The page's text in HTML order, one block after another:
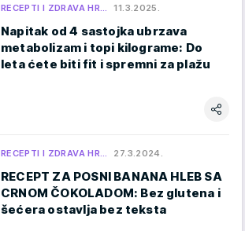
RECEPTI I ZDRAVA HR… 11.3.2025.
Napitak od 4 sastojka ubrzava
metabolizam i topi kilograme: Do
leta ćete biti fit i spremni za plažu
RECEPTI I ZDRAVA HR… 27.3.2024.
RECEPT ZA POSNI BANANA HLEB SA
CRNOM ČOKOLADOM: Bez glutena i
šećera ostavlja bez teksta